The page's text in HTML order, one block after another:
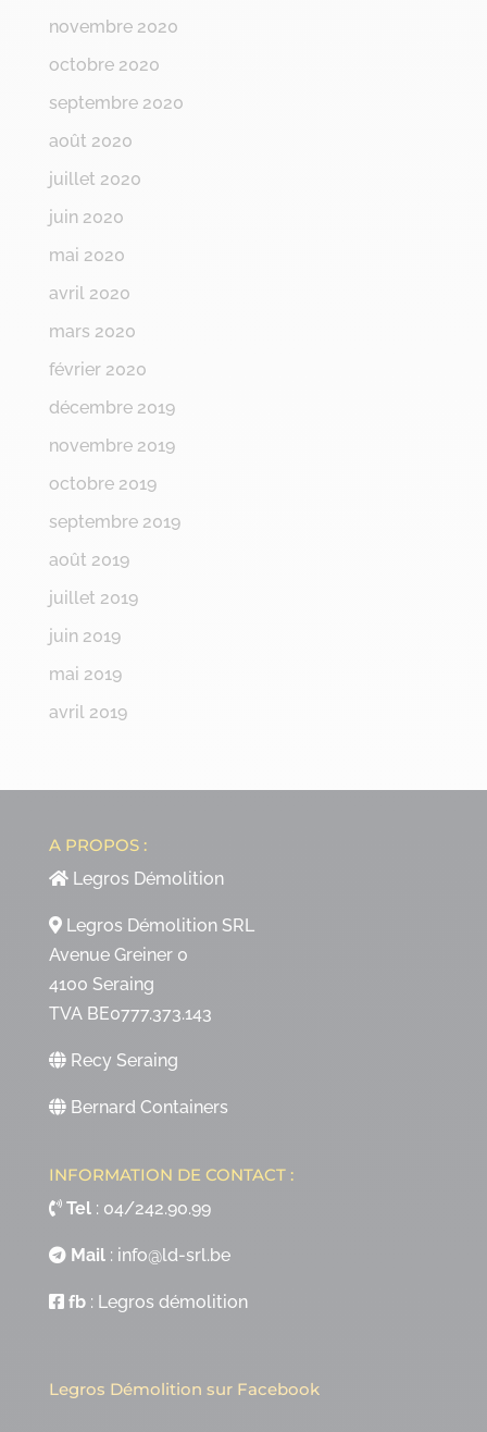
novembre 2020
octobre 2020
septembre 2020
août 2020
juillet 2020
juin 2020
mai 2020
avril 2020
mars 2020
février 2020
décembre 2019
novembre 2019
octobre 2019
septembre 2019
août 2019
juillet 2019
juin 2019
mai 2019
avril 2019
A PROPOS :
Legros Démolition
Legros Démolition SRL
Avenue Greiner 0
4100 Seraing
TVA BE0777.373.143
Recy Seraing
Bernard Containers
INFORMATION DE CONTACT :
Tel: 04/242.90.99
Mail: info@ld-srl.be
fb: Legros démolition
Legros Démolition sur Facebook